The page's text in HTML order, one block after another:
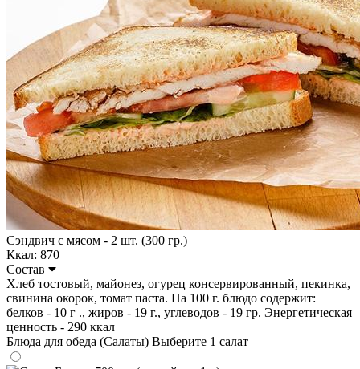
Сэндвич с мясом - 2 шт. (300 гр.)
Ккал: 870
Состав
Хлеб тостовый, майонез, огурец консервированный, пекинка,
свинина окорок, томат паста. На 100 г. блюдо содержит:
белков - 10 г ., жиров - 19 г., углеводов - 19 гр. Энергетическая
ценность - 290 ккал
Блюда для обеда (Салаты) Выберите 1 салат